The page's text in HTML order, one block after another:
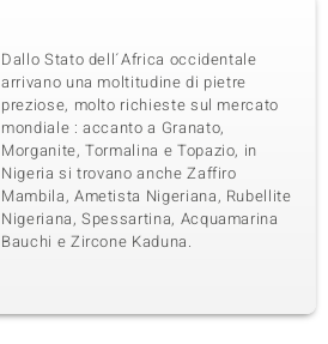
Dallo Stato dell´Africa occidentale
arrivano una moltitudine di pietre
preziose, molto richieste sul mercato
mondiale : accanto a Granato,
Morganite, Tormalina e Topazio, in
Nigeria si trovano anche Zaffiro
Mambila, Ametista Nigeriana, Rubellite
Nigeriana, Spessartina, Acquamarina
Bauchi e Zircone Kaduna.